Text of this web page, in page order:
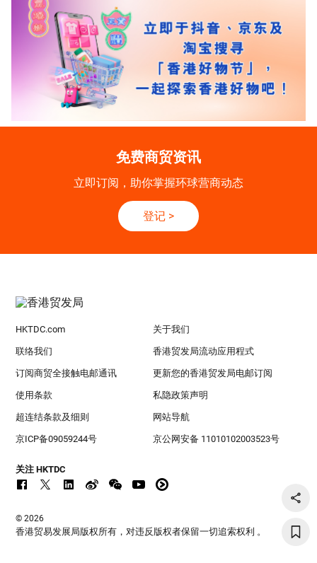
免费商贸资讯
立即订阅，助你掌握环球营商动态
登记 >
HKTDC.com 关于我们
联络我们 香港贸发局流动应用程式
订阅商贸全接触电邮通讯 更新您的香港贸发局电邮订阅
使用条款 私隐政策声明
超连结条款及细则 网站导航
京ICP备09059244号 京公网安备 11010102003523号
关注 HKTDC
© 2026
香港贸易发展局版权所有，对违反版权者保留一切追索权利 。